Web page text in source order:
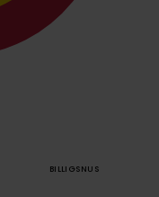
BILLIGSNUS